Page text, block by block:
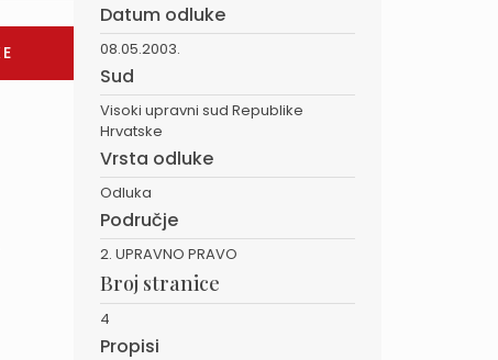
Datum odluke
08.05.2003.
Sud
Visoki upravni sud Republike
Hrvatske
Vrsta odluke
Odluka
Područje
2. UPRAVNO PRAVO
Broj stranice
4
Propisi